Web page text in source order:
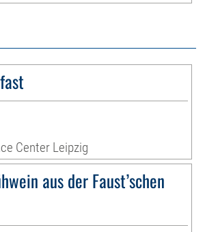
Center Leipzig
aus der Faust’schen